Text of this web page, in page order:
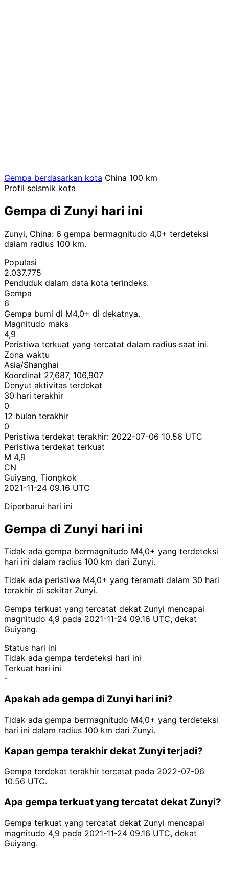
Gempa berdasarkan kota China 100 km
Profil seismik kota
Gempa di Zunyi hari ini
Zunyi, China: 6 gempa bermagnitudo 4,0+ terdeteksi
dalam radius 100 km.
Populasi
2.037.775
Penduduk dalam data kota terindeks.
Gempa
6
Gempa bumi di M4,0+ di dekatnya.
Magnitudo maks
4,9
Peristiwa terkuat yang tercatat dalam radius saat ini.
Zona waktu
Asia/Shanghai
Koordinat 27,687, 106,907
Denyut aktivitas terdekat
30 hari terakhir
0
12 bulan terakhir
0
Peristiwa terdekat terakhir: 2022-07-06 10.56 UTC
Peristiwa terdekat terkuat
M 4,9
CN
Guiyang, Tiongkok
2021-11-24 09.16 UTC
Diperbarui hari ini
Gempa di Zunyi hari ini
Tidak ada gempa bermagnitudo M4,0+ yang terdeteksi
hari ini dalam radius 100 km dari Zunyi.
Tidak ada peristiwa M4,0+ yang teramati dalam 30 hari
terakhir di sekitar Zunyi.
Gempa terkuat yang tercatat dekat Zunyi mencapai
magnitudo 4,9 pada 2021-11-24 09.16 UTC, dekat
Guiyang.
Status hari ini
Tidak ada gempa terdeteksi hari ini
Terkuat hari ini
-
Apakah ada gempa di Zunyi hari ini?
Tidak ada gempa bermagnitudo M4,0+ yang terdeteksi
hari ini dalam radius 100 km dari Zunyi.
Kapan gempa terakhir dekat Zunyi terjadi?
Gempa terdekat terakhir tercatat pada 2022-07-06
10.56 UTC.
Apa gempa terkuat yang tercatat dekat Zunyi?
Gempa terkuat yang tercatat dekat Zunyi mencapai
magnitudo 4,9 pada 2021-11-24 09.16 UTC, dekat
Guiyang.